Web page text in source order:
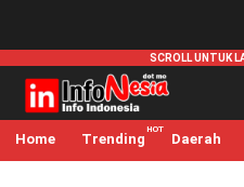
infonesia.me
Info Indonesia
Home Trending Daerah